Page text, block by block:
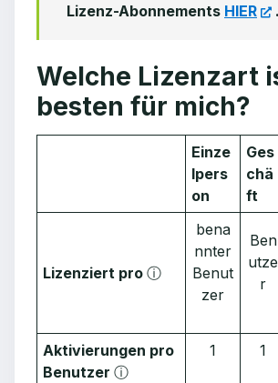
Lizenz-Abonnements HIER .
Welche Lizenzart
besten für mich?
Einze
lpers
on
Ges
chä
ft
Lizenziert proⓘ
bena
nnter
Benut
zer
Ben
utze
r
Aktivierungen pro
Benutzerⓘ
1 1